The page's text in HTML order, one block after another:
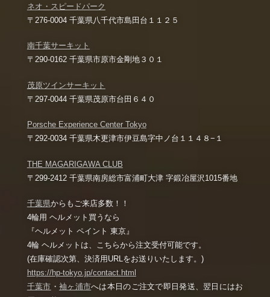
ネオ・スピードパーク
〒276-0004 千葉県八千代市島田台１１２５
南千葉サーキット
〒290-0162 千葉県市原市金剛地３０１
茂原ツインサーキット
〒297-0044 千葉県茂原市台田６４０
Porsche Experience Center Tokyo
〒292-0034 千葉県木更津市伊豆島字中ノ台１１４８−１
THE MAGARIGAWA CLUB
〒299-2412 千葉県南房総市富浦町大津 字鍛冶屋沢1015番地
千葉県からもご来店多数！！
4輪用 ヘルメット買うなら
『ヘルメット ペイント 東京』
4輪 ヘルメットは、こちらから注文受付可能です。
(在庫確認次第、決済用URLをお送りいたします。)
https://hp-tokyo.jp/contact.html
千葉市 ・ 袖ヶ浦市へは本日のご注文で即日発送、翌日にはお